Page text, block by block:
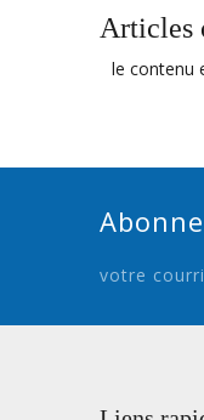
Articles
le contenu
votre